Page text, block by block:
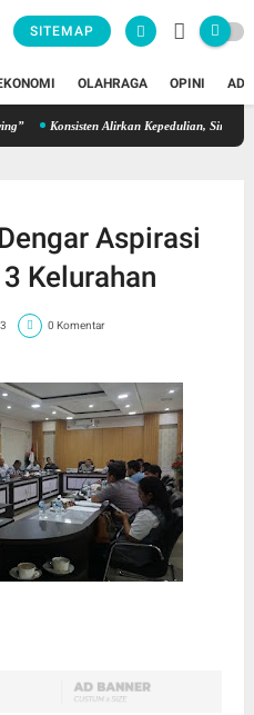
SITEMAP
OLAHRAGA OPINI
Konsisten Alirkan Kepedulian, Sinsen
Aspirasi
Kelurahan
0 Komentar